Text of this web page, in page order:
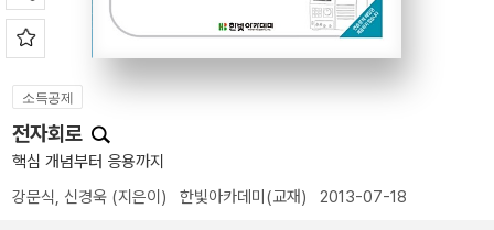
소득공제
전자회로
핵심 개념부터 응용까지
강문식, 신경욱 (지은이) 한빛아카데미(교재) 2013-07-18